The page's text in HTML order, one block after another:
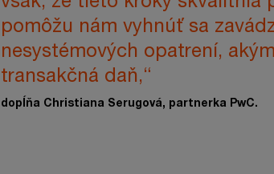
pomôžu nám vyhnúť sa
nesystémových opatrení,
transakčná daň,“
dopĺňa Christiana Serugová, partnerka PwC.